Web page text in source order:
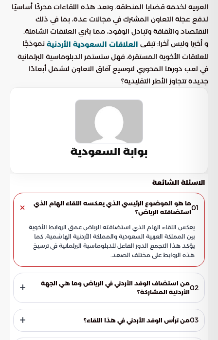
العربية لخدمة قضايا المنطقة. وتعد هذه اللقاءات محركًا أساسيًا
لدفع عجلة التعاون المشترك في مجالات عدة، بما في ذلك
الاقتصاد والثقافة وتبادل الوفود، مما يثري العلاقات الشاملة.
و أخيرا وليس آخرا: تبقى العلاقات السعودية الأردنية نموذجًا
للعلاقات الأخوية المستقرة، فهل ستستمر الدبلوماسية البرلمانية
في لعب دورها المحوري لتوسيع آفاق التعاون لتشمل أبعادًا
جديدة تتجاوز الأطر التقليدية؟
بوابة السعودية
الاسئلة الشائعة
01ما هو الموضوع الرئيسي الذي يعكسه اللقاء الهام الذي
استضافته الرياض؟
يعكس اللقاء الهام الذي استضافته الرياض عمق الروابط الأخوية
بين المملكة العربية السعودية والمملكة الأردنية الهاشمية. كما
يؤكد هذا التجمع الدور الفاعل للدبلوماسية البرلمانية في ترسيخ
هذه الروابط على مختلف الصعد.
02من استضاف الوفد الأردني في الرياض وما هي الجهة
الأردنية المشاركة؟
استضاف مجلس الشورى السعودي وفد لجنة الأخوة الأردنية
السعودية بمجلس الأعيان الأردني. يمثل هذا اللقاء جزءًا من زيارة
رسمية يقوم بها الوفد الأردني للمملكة العربية السعودية، مما يعزز
03من ترأس الوفد الأردني في هذا اللقاء؟
ترأس الوفد الأردني في هذا اللقاء معالي جمال الصرايرة، رئيس لجنة